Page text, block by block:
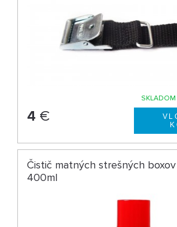
4 €
Čistič matných strešných
400ml